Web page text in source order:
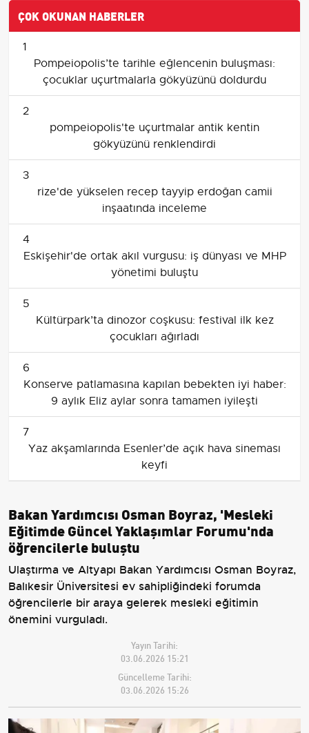
ÇOK OKUNAN HABERLER
1
Pompeiopolis’te tarihle eğlencenin buluşması:
çocuklar uçurtmalarla gökyüzünü doldurdu
2
pompeiopolis'te uçurtmalar antik kentin
gökyüzünü renklendirdi
3
rize'de yükselen recep tayyip erdoğan camii
inşaatında inceleme
4
Eskişehir'de ortak akıl vurgusu: iş dünyası ve MHP
yönetimi buluştu
5
Kültürpark’ta dinozor coşkusu: festival ilk kez
çocukları ağırladı
6
Konserve patlamasına kapılan bebekten iyi haber:
9 aylık Eliz aylar sonra tamamen iyileşti
7
Yaz akşamlarında Esenler’de açık hava sineması
keyfi
Bakan Yardımcısı Osman Boyraz, 'Mesleki
Eğitimde Güncel Yaklaşımlar Forumu'nda
öğrencilerle buluştu
Ulaştırma ve Altyapı Bakan Yardımcısı Osman Boyraz,
Balıkesir Üniversitesi ev sahipliğindeki forumda
öğrencilerle bir araya gelerek mesleki eğitimin
önemini vurguladı.
Yayın Tarihi:
03.06.2026 15:21
Güncelleme Tarihi:
03.06.2026 15:26